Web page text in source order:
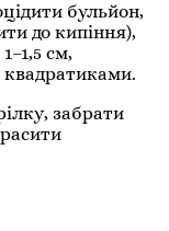
бульйон,
до кипіння),
см,
квадратиками.
забрати